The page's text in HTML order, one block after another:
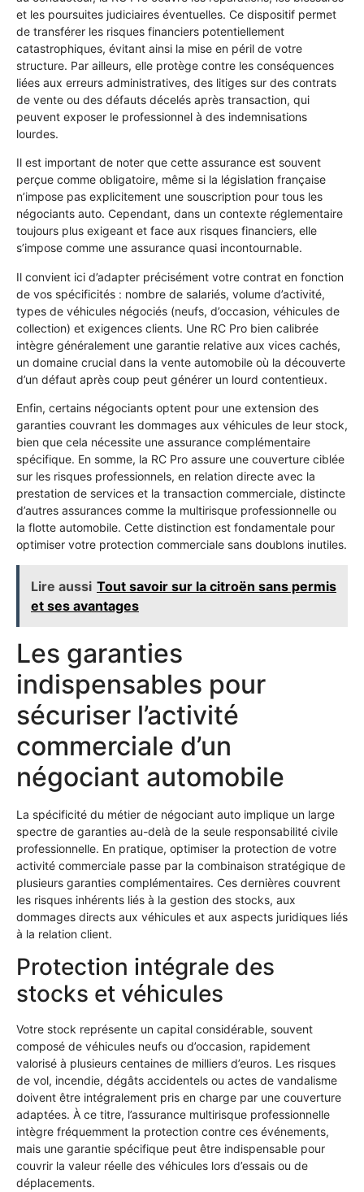
et les poursuites judiciaires éventuelles. Ce dispositif permet
de transférer les risques financiers potentiellement
catastrophiques, évitant ainsi la mise en péril de votre
structure. Par ailleurs, elle protège contre les conséquences
liées aux erreurs administratives, des litiges sur des contrats
de vente ou des défauts décelés après transaction, qui
peuvent exposer le professionnel à des indemnisations
lourdes.
Il est important de noter que cette assurance est souvent
perçue comme obligatoire, même si la législation française
n’impose pas explicitement une souscription pour tous les
négociants auto. Cependant, dans un contexte réglementaire
toujours plus exigeant et face aux risques financiers, elle
s’impose comme une assurance quasi incontournable.
Il convient ici d’adapter précisément votre contrat en fonction
de vos spécificités : nombre de salariés, volume d’activité,
types de véhicules négociés (neufs, d’occasion, véhicules de
collection) et exigences clients. Une RC Pro bien calibrée
intègre généralement une garantie relative aux vices cachés,
un domaine crucial dans la vente automobile où la découverte
d’un défaut après coup peut générer un lourd contentieux.
Enfin, certains négociants optent pour une extension des
garanties couvrant les dommages aux véhicules de leur stock,
bien que cela nécessite une assurance complémentaire
spécifique. En somme, la RC Pro assure une couverture ciblée
sur les risques professionnels, en relation directe avec la
prestation de services et la transaction commerciale, distincte
d’autres assurances comme la multirisque professionnelle ou
la flotte automobile. Cette distinction est fondamentale pour
optimiser votre protection commerciale sans doublons inutiles.
Lire aussi Tout savoir sur la citroën sans permis
et ses avantages
Les garanties
indispensables pour
sécuriser l’activité
commerciale d’un
négociant automobile
La spécificité du métier de négociant auto implique un large
spectre de garanties au-delà de la seule responsabilité civile
professionnelle. En pratique, optimiser la protection de votre
activité commerciale passe par la combinaison stratégique de
plusieurs garanties complémentaires. Ces dernières couvrent
les risques inhérents liés à la gestion des stocks, aux
dommages directs aux véhicules et aux aspects juridiques liés
à la relation client.
Protection intégrale des
stocks et véhicules
Votre stock représente un capital considérable, souvent
composé de véhicules neufs ou d’occasion, rapidement
valorisé à plusieurs centaines de milliers d’euros. Les risques
de vol, incendie, dégâts accidentels ou actes de vandalisme
doivent être intégralement pris en charge par une couverture
adaptées. À ce titre, l’assurance multirisque professionnelle
intègre fréquemment la protection contre ces événements,
mais une garantie spécifique peut être indispensable pour
couvrir la valeur réelle des véhicules lors d’essais ou de
déplacements.